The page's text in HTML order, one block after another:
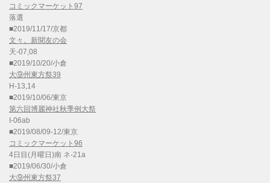
コミックマーケット97
落選
■2019/11/17/京都
文々。新聞友の会
天-07,08
■2019/10/20/小倉
大⑨州東方祭39
H-13,14
■2019/10/06/東京
第六回博麗神社秋季例大祭
I-06ab
■2019/08/09-12/東京
コミックマーケット96
4日目(月曜日)南 ネ-21a
■2019/06/30/小倉
大⑨州東方祭37